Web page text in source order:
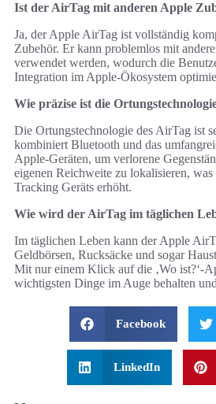
Ist der AirTag mit anderen Apple
Ja, der Apple AirTag ist vollständig
Zubehör. Er kann problemlos mit
verwendet werden, wodurch die
Integration im Apple-Ökosystem
Wie präzise ist die
Die Ortungstechnologie des AirTag ist
kombiniert Bluetooth und das
Apple-Geräten, um verlorene
eigenen Reichweite zu lokalisieren,
Tracking Geräts erhöht.
Wie wird der AirTag im täglichen
Im täglichen Leben kann der Apple
Geldbörsen, Rucksäcke und sogar
Mit nur einem Klick auf die ‚Wo ist?‘-
wichtigsten Dinge im Auge behalten
Facebook
LinkedIn